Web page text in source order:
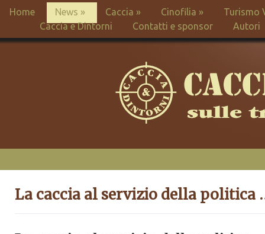
Home News » Caccia » Cinofilia »
Turismo
Caccia e Dintorni
Contatti e sponsor Autori
La caccia al servizio della politica